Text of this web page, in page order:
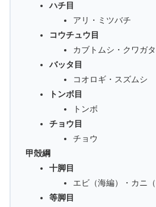
ハチ目
アリ・ミツバチ
コウチュウ目
カブトムシ・クワガ
バッタ目
コオロギ・スズムシ
トンボ目
トンボ
チョウ目
チョウ
甲殻綱
十脚目
エビ（海編）・カニ
等脚目